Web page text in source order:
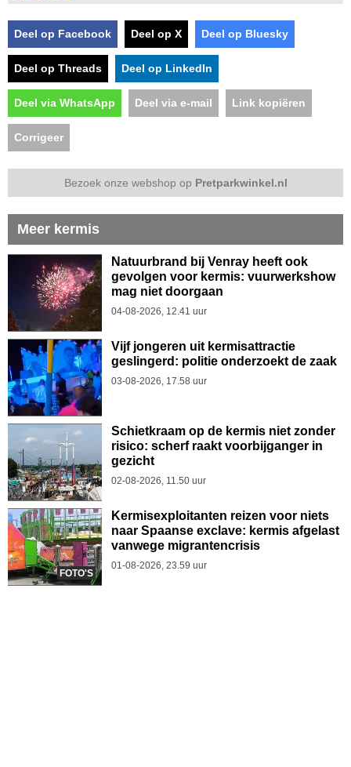
Deel op Facebook Deel op X Deel op Bluesky
Deel op Threads Deel op LinkedIn
Deel via WhatsApp Deel via e-mail Link kopiëren
Corrigeer
Bezoek onze webshop op Pretparkwinkel.nl
Meer kermis
Natuurbrand bij Venray heeft ook
gevolgen voor kermis: vuurwerkshow
mag niet doorgaan
04-08-2026, 12.41 uur
Vijf jongeren uit kermisattractie
geslingerd: politie onderzoekt de zaak
03-08-2026, 17.58 uur
Schietkraam op de kermis niet zonder
risico: scherf raakt voorbijganger in
gezicht
02-08-2026, 11.50 uur
FOTO'S
Kermisexploitanten reizen voor niets
naar Spaanse exclave: kermis afgelast
vanwege migrantencrisis
01-08-2026, 23.59 uur